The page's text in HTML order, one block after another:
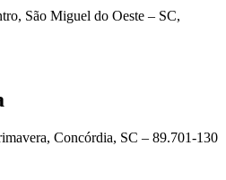
São Miguel do Oeste – SC,
Concórdia, SC – 89.701-130